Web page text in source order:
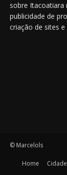
sobre Itacoatiara
publicidade de
criação de sites
© Marcelols
Home